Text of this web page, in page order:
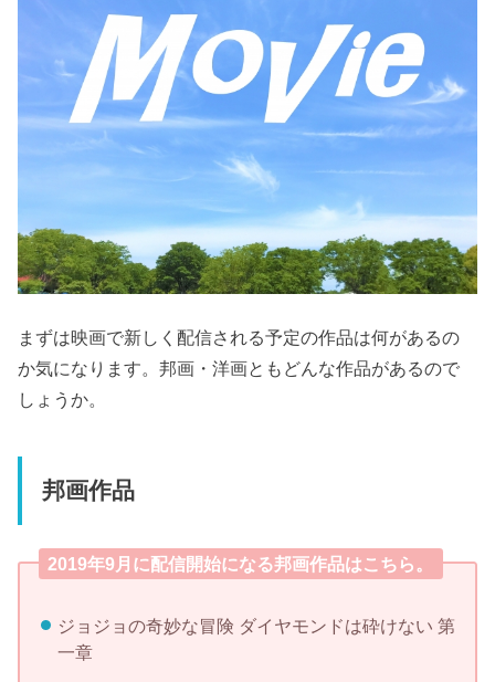
まずは映画で新しく配信される予定の作品は何があるの
か気になります。邦画・洋画ともどんな作品があるので
しょうか。
邦画作品
2019年9月に配信開始になる邦画作品はこちら。
ジョジョの奇妙な冒険 ダイヤモンドは砕けない 第
一章